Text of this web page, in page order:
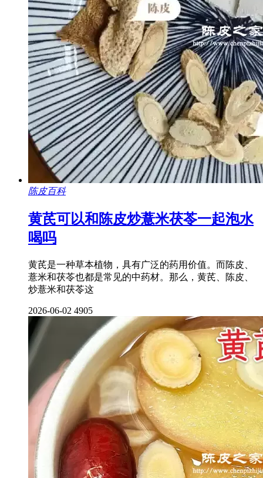
陈皮百科
黄芪可以和陈皮炒薏米茯苓一起泡水
喝吗
黄芪是一种草本植物，具有广泛的药用价值。而陈皮、
薏米和茯苓也都是常见的中药材。那么，黄芪、陈皮、
炒薏米和茯苓这
2026-06-02 4905